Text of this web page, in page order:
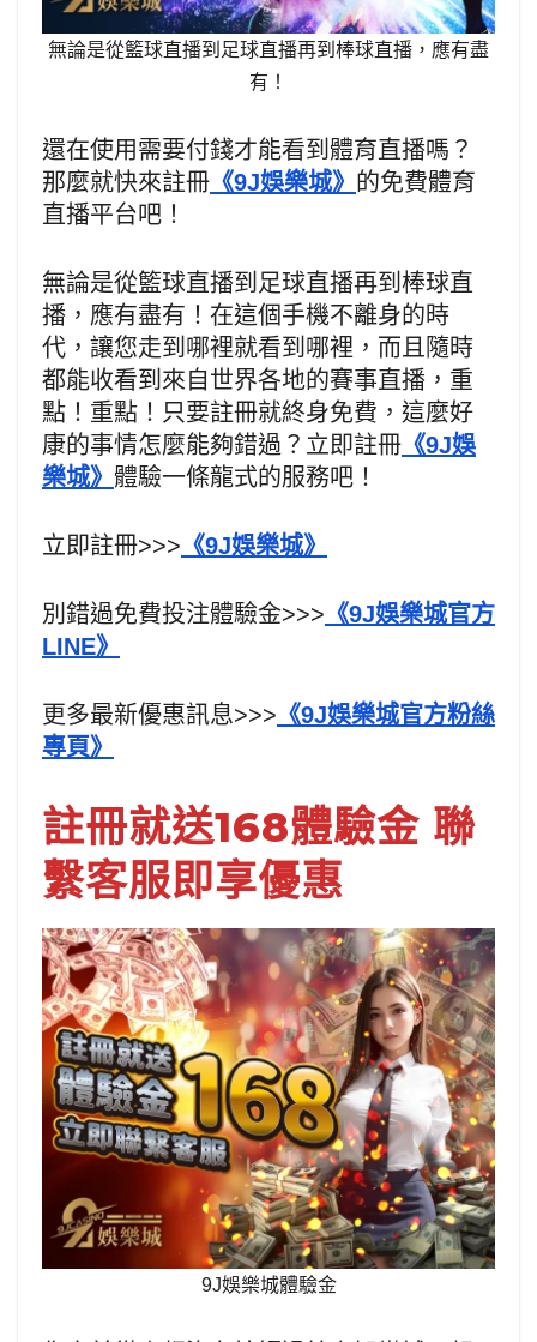
無論是從籃球直播到足球直播再到棒球直播，應有盡
有！
還在使用需要付錢才能看到體育直播嗎？
那麼就快來註冊 《9J娛樂城》 的免費體育
直播平台吧！
無論是從籃球直播到足球直播再到棒球直
播，應有盡有！在這個手機不離身的時
代，讓您走到哪裡就看到哪裡，而且隨時
都能收看到來自世界各地的賽事直播，重
點！重點！只要註冊就終身免費，這麼好
康的事情怎麼能夠錯過？立即註冊 《9J娛
樂城》 體驗一條龍式的服務吧！
立即註冊>>> 《9J娛樂城》
別錯過免費投注體驗金>>> 《9J娛樂城官方
LINE》
更多最新優惠訊息>>> 《9J娛樂城官方粉絲
專頁》
註冊就送168體驗金 聯
繫客服即享優惠
9J娛樂城體驗金